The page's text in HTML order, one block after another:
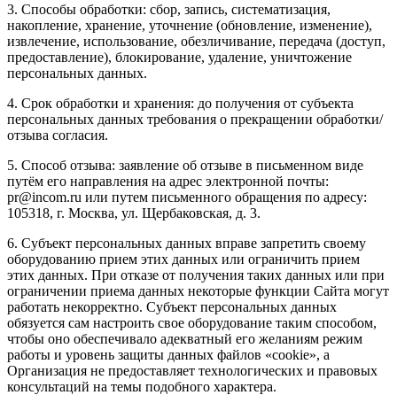
3. Способы обработки: сбор, запись, систематизация,
накопление, хранение, уточнение (обновление, изменение),
извлечение, использование, обезличивание, передача (доступ,
предоставление), блокирование, удаление, уничтожение
персональных данных.
4. Срок обработки и хранения: до получения от субъекта
персональных данных требования о прекращении обработки/
отзыва согласия.
5. Способ отзыва: заявление об отзыве в письменном виде
путём его направления на адрес электронной почты:
pr@incom.ru или путем письменного обращения по адресу:
105318, г. Москва, ул. Щербаковская, д. 3.
6. Субъект персональных данных вправе запретить своему
оборудованию прием этих данных или ограничить прием
этих данных. При отказе от получения таких данных или при
ограничении приема данных некоторые функции Сайта могут
работать некорректно. Субъект персональных данных
обязуется сам настроить свое оборудование таким способом,
чтобы оно обеспечивало адекватный его желаниям режим
работы и уровень защиты данных файлов «cookie», а
Организация не предоставляет технологических и правовых
консультаций на темы подобного характера.